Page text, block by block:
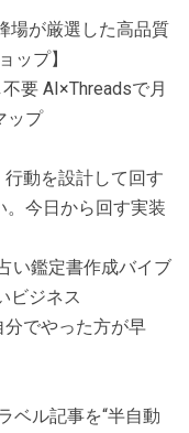
場が厳選した高品質
ップ】
要 AI×Threadsで月
ップ
動を設計して回す
。今日から回す実装
い鑑定書作成バイブ
ビジネス
でやった方が早
ベル記事を“半自動